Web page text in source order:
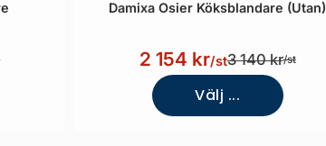
Damixa Osier Köksblandare (Utan)
2 154 kr/st3 140 kr/st
Välj ...